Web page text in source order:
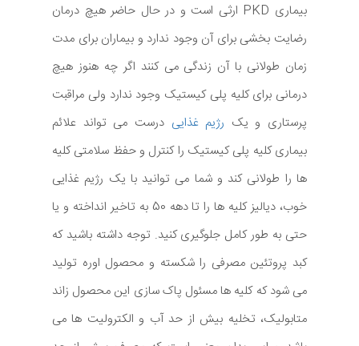
بیماری PKD ارثی است و در حال حاضر هیچ درمان
رضایت بخشی برای آن وجود ندارد و بیماران برای مدت
زمان طولانی با آن زندگی می کنند اگر چه هنوز هیچ
درمانی برای کلیه پلی کیستیک وجود ندارد ولی مراقبت
پرستاری و یک رژیم غذاییدرست می تواند علائم
بیماری کلیه پلی کیستیک را کنترل و حفظ سلامتی کلیه
ها را طولانی کند و شما می توانید با یک رژیم غذایی
خوب، دیالیز کلیه ها را تا دهه 50 به تاخیر انداخته و یا
حتی به طور کامل جلوگیری کنید. توجه داشته باشید که
کبد پروتئین مصرفی را شکسته و محصول اوره تولید
می شود که کلیه ها مسئول پاک سازی این محصول زاند
متابولیک، تخلیه بیش از حد آب و الکترولیت ها می